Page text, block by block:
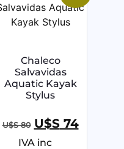
Chaleco
Salvavidas
Aquatic Kayak
Stylus
U$S80 U$S74
IVA inc